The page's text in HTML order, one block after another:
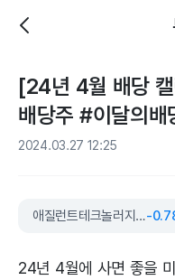
[24년 4월 배당
배당주 #이달의배
2024.03.27 12:25
애질런트테크놀러지스-
24년 4월에 사면 좋을